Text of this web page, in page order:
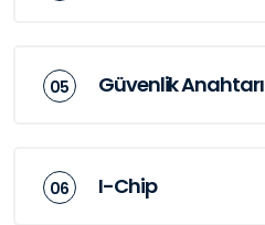
Güvenlik Anahtarı
I-Chip